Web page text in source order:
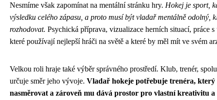
Nesmíme však zapomínat na mentální stránku hry. Hokej je sport,
výsledku celého zápasu, a proto musí být vladař mentálně odolný,
rozhodovat. Psychická příprava, vizualizace herních situací, práce
které používají nejlepší hráči na světě a které by měl mít ve svém
Velkou roli hraje také výběr správného prostředí. Klub, trenér,
určuje směr jeho vývoje. Vladař hokeje potřebuje trenéra,
nasměrovat a zároveň mu dává prostor pro vlastní kreativitu